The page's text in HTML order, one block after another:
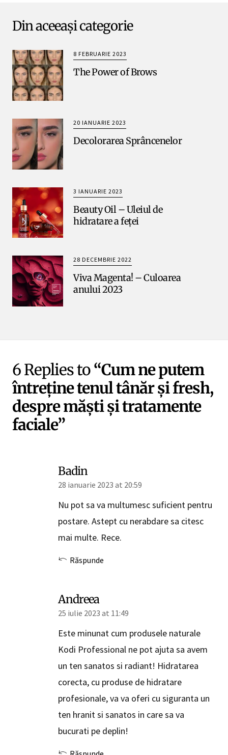
Din aceeași categorie
8 FEBRUARIE 2023
The Power of Brows
20 IANUARIE 2023
Decolorarea Sprâncenelor
3 IANUARIE 2023
Beauty Oil – Uleiul de
hidratare a feței
28 DECEMBRIE 2022
Viva Magenta! – Culoarea
anului 2023
6 Replies to“Cum ne putem
întreține tenul tânăr și fresh,
despre măști și tratamente
faciale”
Badin
28 ianuarie 2023 at 20:59
Nu pot sa va multumesc suficient pentru
postare. Astept cu nerabdare sa citesc
mai multe. Rece.
Răspunde
Andreea
25 iulie 2023 at 11:49
Este minunat cum produsele naturale
Kodi Professional ne pot ajuta sa avem
un ten sanatos si radiant! Hidratarea
corecta, cu produse de hidratare
profesionale, va va oferi cu siguranta un
ten hranit si sanatos in care sa va
bucurati pe deplin!